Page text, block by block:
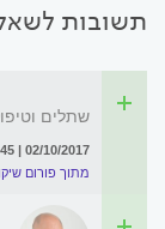
תשובות
שתלים
02/10/2017 | 14:45 | מאת: דנה
מתוך פורום